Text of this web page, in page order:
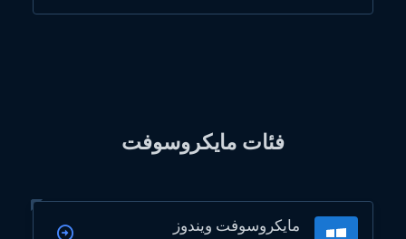
فئات مايكروسوفت
مايكروسوفت ويندوز